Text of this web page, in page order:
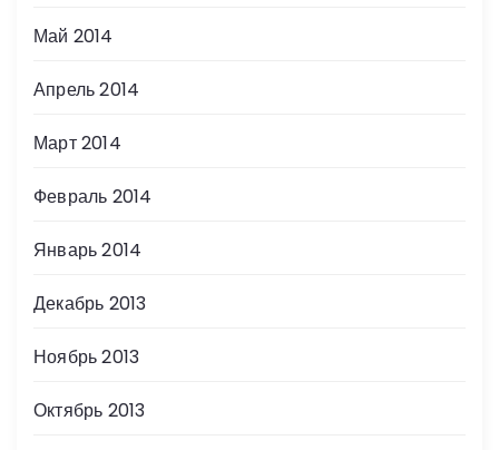
Май 2014
Апрель 2014
Март 2014
Февраль 2014
Январь 2014
Декабрь 2013
Ноябрь 2013
Октябрь 2013